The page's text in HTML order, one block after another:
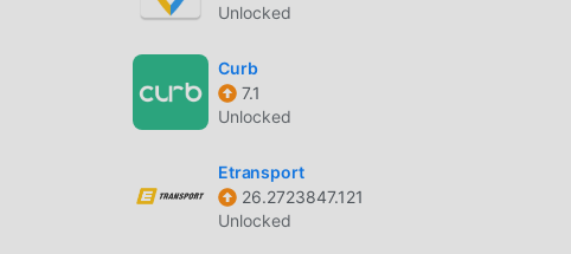
Unlocked
Curb
7.1
Unlocked
Etransport
26.2723847.121
Unlocked